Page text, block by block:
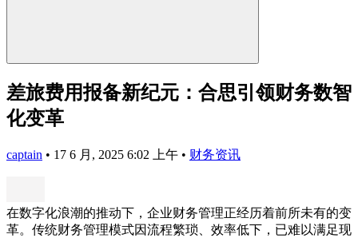
差旅费用报备新纪元：合思引领财务数智
化变革
captain • 17 6 月, 2025 6:02 上午 • 财务资讯
在数字化浪潮的推动下，企业财务管理正经历着前所未有的变
革。传统财务管理模式因流程繁琐、效率低下，已难以满足现